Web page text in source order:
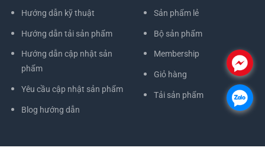
Hướng dẫn kỹ thuật
Hướng dẫn tải sản phẩm
Hướng dẫn cập nhật sản
phẩm
Yêu cầu cập nhật sản phẩm
Blog hướng dẫn
Sản phẩm lẻ
Bộ sản phẩm
Membership
Giỏ hàng
Tải sản phẩm
.
.